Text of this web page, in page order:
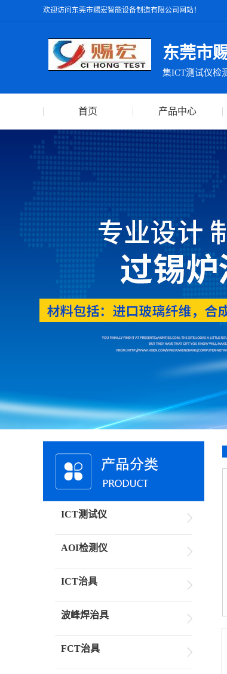
欢迎访问东莞市赐宏智能设备制造有限公司网站！
东莞市
首页 产品中心
ICT测试仪
AOI检测仪
ICT治具
波峰焊治具
FCT治具